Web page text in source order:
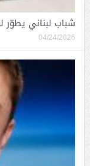
شباب لبناني يطوّر
04/24/2026